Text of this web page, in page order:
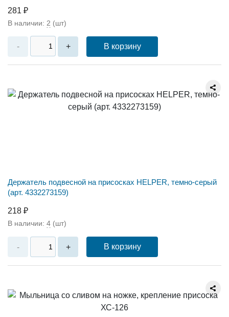
281 ₽
В наличии: 2 (шт)
- + В корзину
Держатель подвесной на присосках HELPER, темно-серый
(арт. 4332273159)
218 ₽
В наличии: 4 (шт)
- + В корзину